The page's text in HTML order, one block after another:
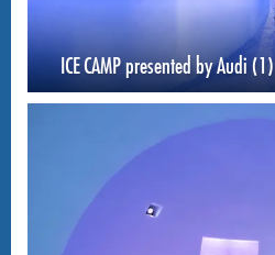
ICE CAMP presented by Audi (1)